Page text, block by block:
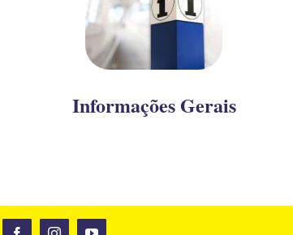
Informações Gerais